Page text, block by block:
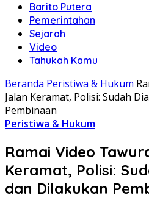
Barito Putera
Pemerintahan
Sejarah
Video
Tahukah Kamu
Beranda Peristiwa & Hukum
Jalan Keramat, Polisi: Sudah
Pembinaan
Peristiwa & Hukum
Ramai Video
Keramat, Polisi:
dan Dilakukan